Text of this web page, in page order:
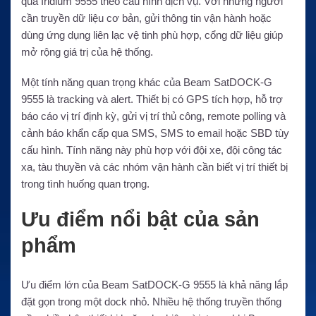
cần truyền dữ liệu cơ bản, gửi thông tin vận hành hoặc
dùng ứng dụng liên lạc vệ tinh phù hợp, cổng dữ liệu giúp
mở rộng giá trị của hệ thống.
Một tính năng quan trọng khác của Beam SatDOCK-G
9555 là tracking và alert. Thiết bị có GPS tích hợp, hỗ trợ
báo cáo vị trí định kỳ, gửi vị trí thủ công, remote polling và
cảnh báo khẩn cấp qua SMS, SMS to email hoặc SBD tùy
cấu hình. Tính năng này phù hợp với đội xe, đội công tác
xa, tàu thuyền và các nhóm vận hành cần biết vị trí thiết bị
trong tình huống quan trọng.
Ưu điểm nổi bật của sản
phẩm
Ưu điểm lớn của Beam SatDOCK-G 9555 là khả năng lắp
đặt gọn trong một dock nhỏ. Nhiều hệ thống truyền thống